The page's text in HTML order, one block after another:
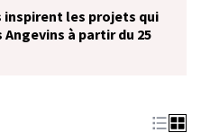
onglet) les projets qui
à partir du 25